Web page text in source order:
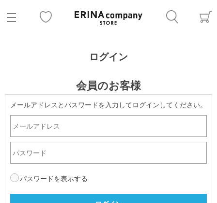
ログイン
会員のお客様
メールアドレスとパスワードを入力してログインしてください。
パスワードを表示する